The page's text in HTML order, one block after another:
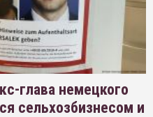
глава немецкого
сельхозбизнесом и